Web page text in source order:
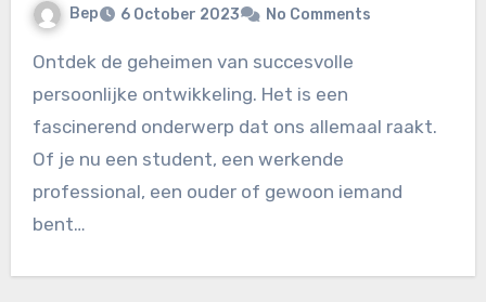
Bep 6 October 2023 No Comments
Ontdek de geheimen van succesvolle
persoonlijke ontwikkeling. Het is een
fascinerend onderwerp dat ons allemaal raakt.
Of je nu een student, een werkende
professional, een ouder of gewoon iemand
bent…